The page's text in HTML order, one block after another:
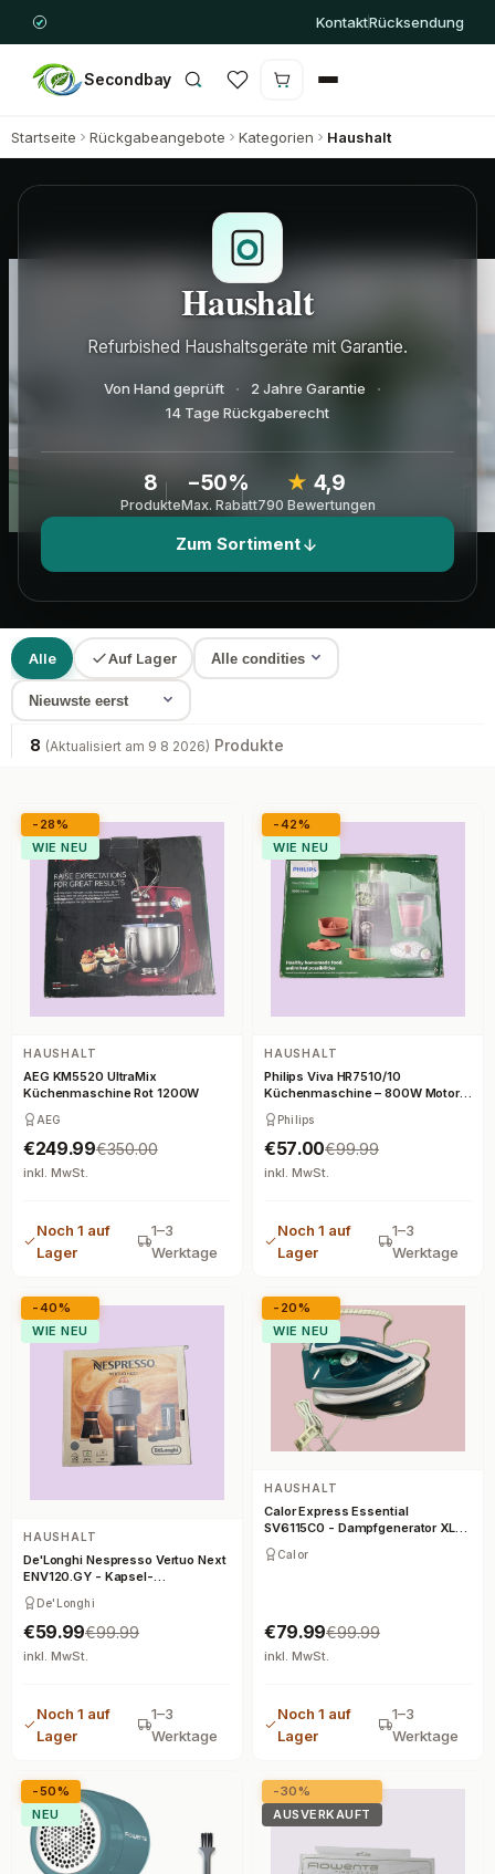
KontaktRücksendung
Secondbay
Warenkorb ist leer
Startseite Rückgabeangebote Kategorien Haushalt
Haushalt
Refurbished Haushaltsgeräte mit Garantie.
Von Hand geprüft
2 Jahre Garantie
14 Tage Rückgaberecht
8
Produkte
−50%
Max. Rabatt
★ 4,9
790 Bewertungen
Zum Sortiment
Alle Auf Lager
8 (Aktualisiert am 9 8 2026) Produkte
-28%
WIE NEU
HAUSHALT
AEG KM5520 UltraMix
Küchenmaschine Rot 1200W
AEG
€249.99€350.00
inkl. MwSt.
Noch 1 auf
Lager
1–3
Werktage
-42%
WIE NEU
HAUSHALT
Philips Viva HR7510/10
Küchenmaschine – 800W Motor
mit 2,1L Behälter
Philips
€57.00€99.99
inkl. MwSt.
Noch 1 auf
Lager
1–3
Werktage
-40%
WIE NEU
HAUSHALT
De'Longhi Nespresso Vertuo Next
ENV120.GY - Kapsel-
Kaffeemaschine - Grau
De'Longhi
€59.99€99.99
inkl. MwSt.
Noch 1 auf
Lager
1–3
Werktage
-20%
WIE NEU
HAUSHALT
Calor Express Essential
SV6115C0 - Dampfgenerator XL
5,2 bar
Calor
€79.99€99.99
inkl. MwSt.
Noch 1 auf
Lager
1–3
Werktage
-50%
NEU
-30%
AUSVERKAUFT